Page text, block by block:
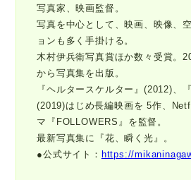
写真家、映画監督。
写真を中心として、映画、映像、
ョンも多く手掛ける。
木村伊兵衛写真賞ほか数々受賞。
から写真集を出版。
『ヘルタースケルター』(2012)、
(2019)はじめ長編映画を 5作、
マ『FOLLOWERS』を監督。
最新写真集に『花、瞬く光』。
●公式サイト： https://